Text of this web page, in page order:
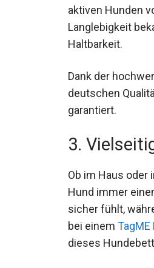
aktiven Hunden
Langlebigkeit
Haltbarkeit.
Dank der
deutschen
garantiert.
3.
Ob im Haus oder
Hund immer
sicher fühlt,
bei einem
dieses